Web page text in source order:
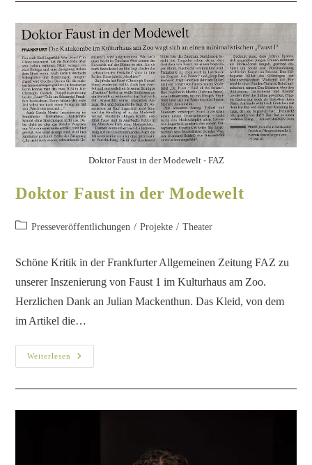
Doktor Faust in der Modewelt - FAZ
Doktor Faust in der Modewelt
Presseveröffentlichungen / Projekte / Theater
Schöne Kritik in der Frankfurter Allgemeinen Zeitung FAZ zu
unserer Inszenierung von Faust 1 im Kulturhaus am Zoo.
Herzlichen Dank an Julian Mackenthun. Das Kleid, von dem
im Artikel die…
Weiterlesen